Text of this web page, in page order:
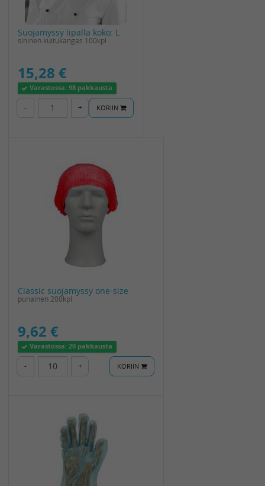
Suojamyssy lipalla koko: L
sininen kuitukangas 100kpl
15,28 €
Varastossa:98 pakkausta
- + KORIIN
Classic suojamyssy one-size
punainen 200kpl
9,62 €
Varastossa:20 pakkausta
- + KORIIN